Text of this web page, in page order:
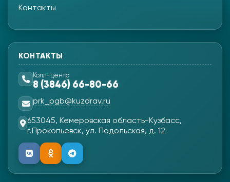
Контакты
КОНТАКТЫ
Колл-центр
8 (3846) 66-80-66
prk_pgb@kuzdrav.ru
653045, Кемеровская область-Кузбасс,
г.Прокопьевск, ул. Подольская, д. 12